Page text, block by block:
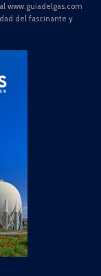
www.guiadelgas.com
del fascinante y